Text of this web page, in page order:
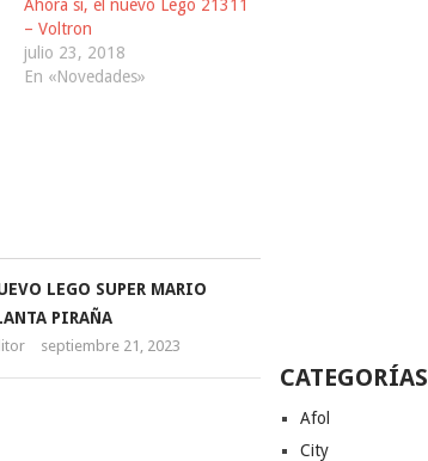
Ahora si, el nuevo Lego 21311
– Voltron
julio 23, 2018
En «Novedades»
LEGO SUPER MARIO
PIRAÑA
septiembre 21, 2023
CATEGORÍAS
Afol
City